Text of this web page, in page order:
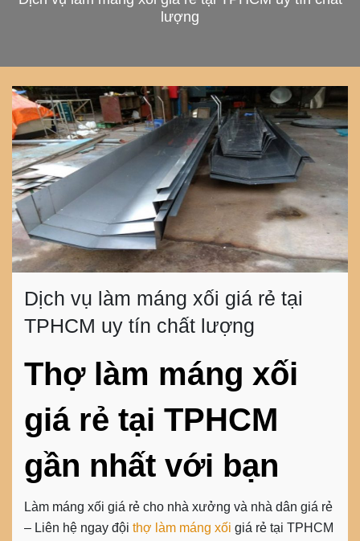
lượng
Dịch vụ làm máng xối giá rẻ tại
TPHCM uy tín chất lượng
Thợ làm máng xối
giá rẻ tại TPHCM
gần nhất với bạn
Làm máng xối giá rẻ cho nhà xưởng và nhà dân giá rẻ
– Liên hệ ngay đội thợ làm máng xối giá rẻ tại TPHCM